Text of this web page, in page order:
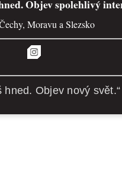
Objev spolehlivý
Moravu a Slezsko
Objev nový svět.“